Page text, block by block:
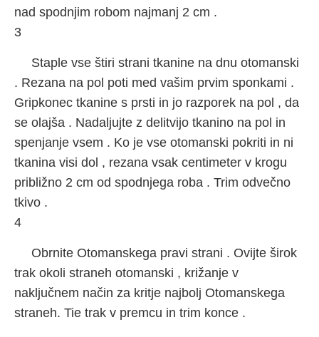
nad spodnjim robom najmanj 2 cm .
3
Staple vse štiri strani tkanine na dnu otomanski
. Rezana na pol poti med vašim prvim sponkami .
Gripkonec tkanine s prsti in jo razporek na pol , da
se olajša . Nadaljujte z delitvijo tkanino na pol in
spenjanje vsem . Ko je vse otomanski pokriti in ni
tkanina visi dol , rezana vsak centimeter v krogu
približno 2 cm od spodnjega roba . Trim odvečno
tkivo .
4
Obrnite Otomanskega pravi strani . Ovijte širok
trak okoli straneh otomanski , križanje v
naključnem način za kritje najbolj Otomanskega
straneh. Tie trak v premcu in trim konce .